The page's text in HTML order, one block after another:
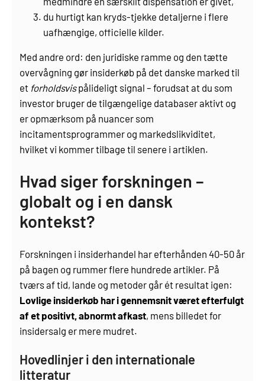
du hurtigt kan kryds-tjekke detaljerne i flere
uafhængige, officielle kilder.
Med andre ord: den juridiske ramme og den tætte
overvågning gør insiderkøb på det danske marked til
et forholdsvispålideligt signal – forudsat at du som
investor bruger de tilgængelige databaser aktivt og
er opmærksom på nuancer som
incitamentsprogrammer og markedslikviditet,
hvilket vi kommer tilbage til senere i artiklen.
Hvad siger forskningen –
globalt og i en dansk
kontekst?
Forskningen i insiderhandel har efterhånden 40-50 år
på bagen og rummer flere hundrede artikler. På
tværs af tid, lande og metoder går ét resultat igen:
Lovlige insiderkøb har i gennemsnit været efterfulgt
af et positivt, abnormt afkast, mens billedet for
insidersalg er mere mudret.
Hovedlinjer i den internationale
litteratur